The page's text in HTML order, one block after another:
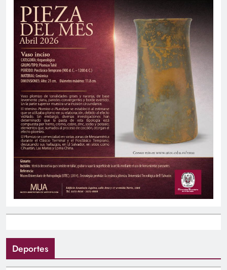
Deportes